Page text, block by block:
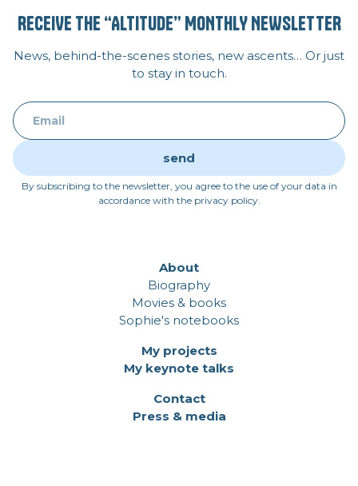
RECEIVE THE “ALTITUDE” MONTHLY NEWSLETTER
News, behind-the-scenes stories, new ascents… Or just
to stay in touch.
By subscribing to the newsletter, you agree to the use of your data in
accordance with the privacy policy.
About
Biography
Movies & books
Sophie's notebooks
My projects
My keynote talks
Contact
Press & media